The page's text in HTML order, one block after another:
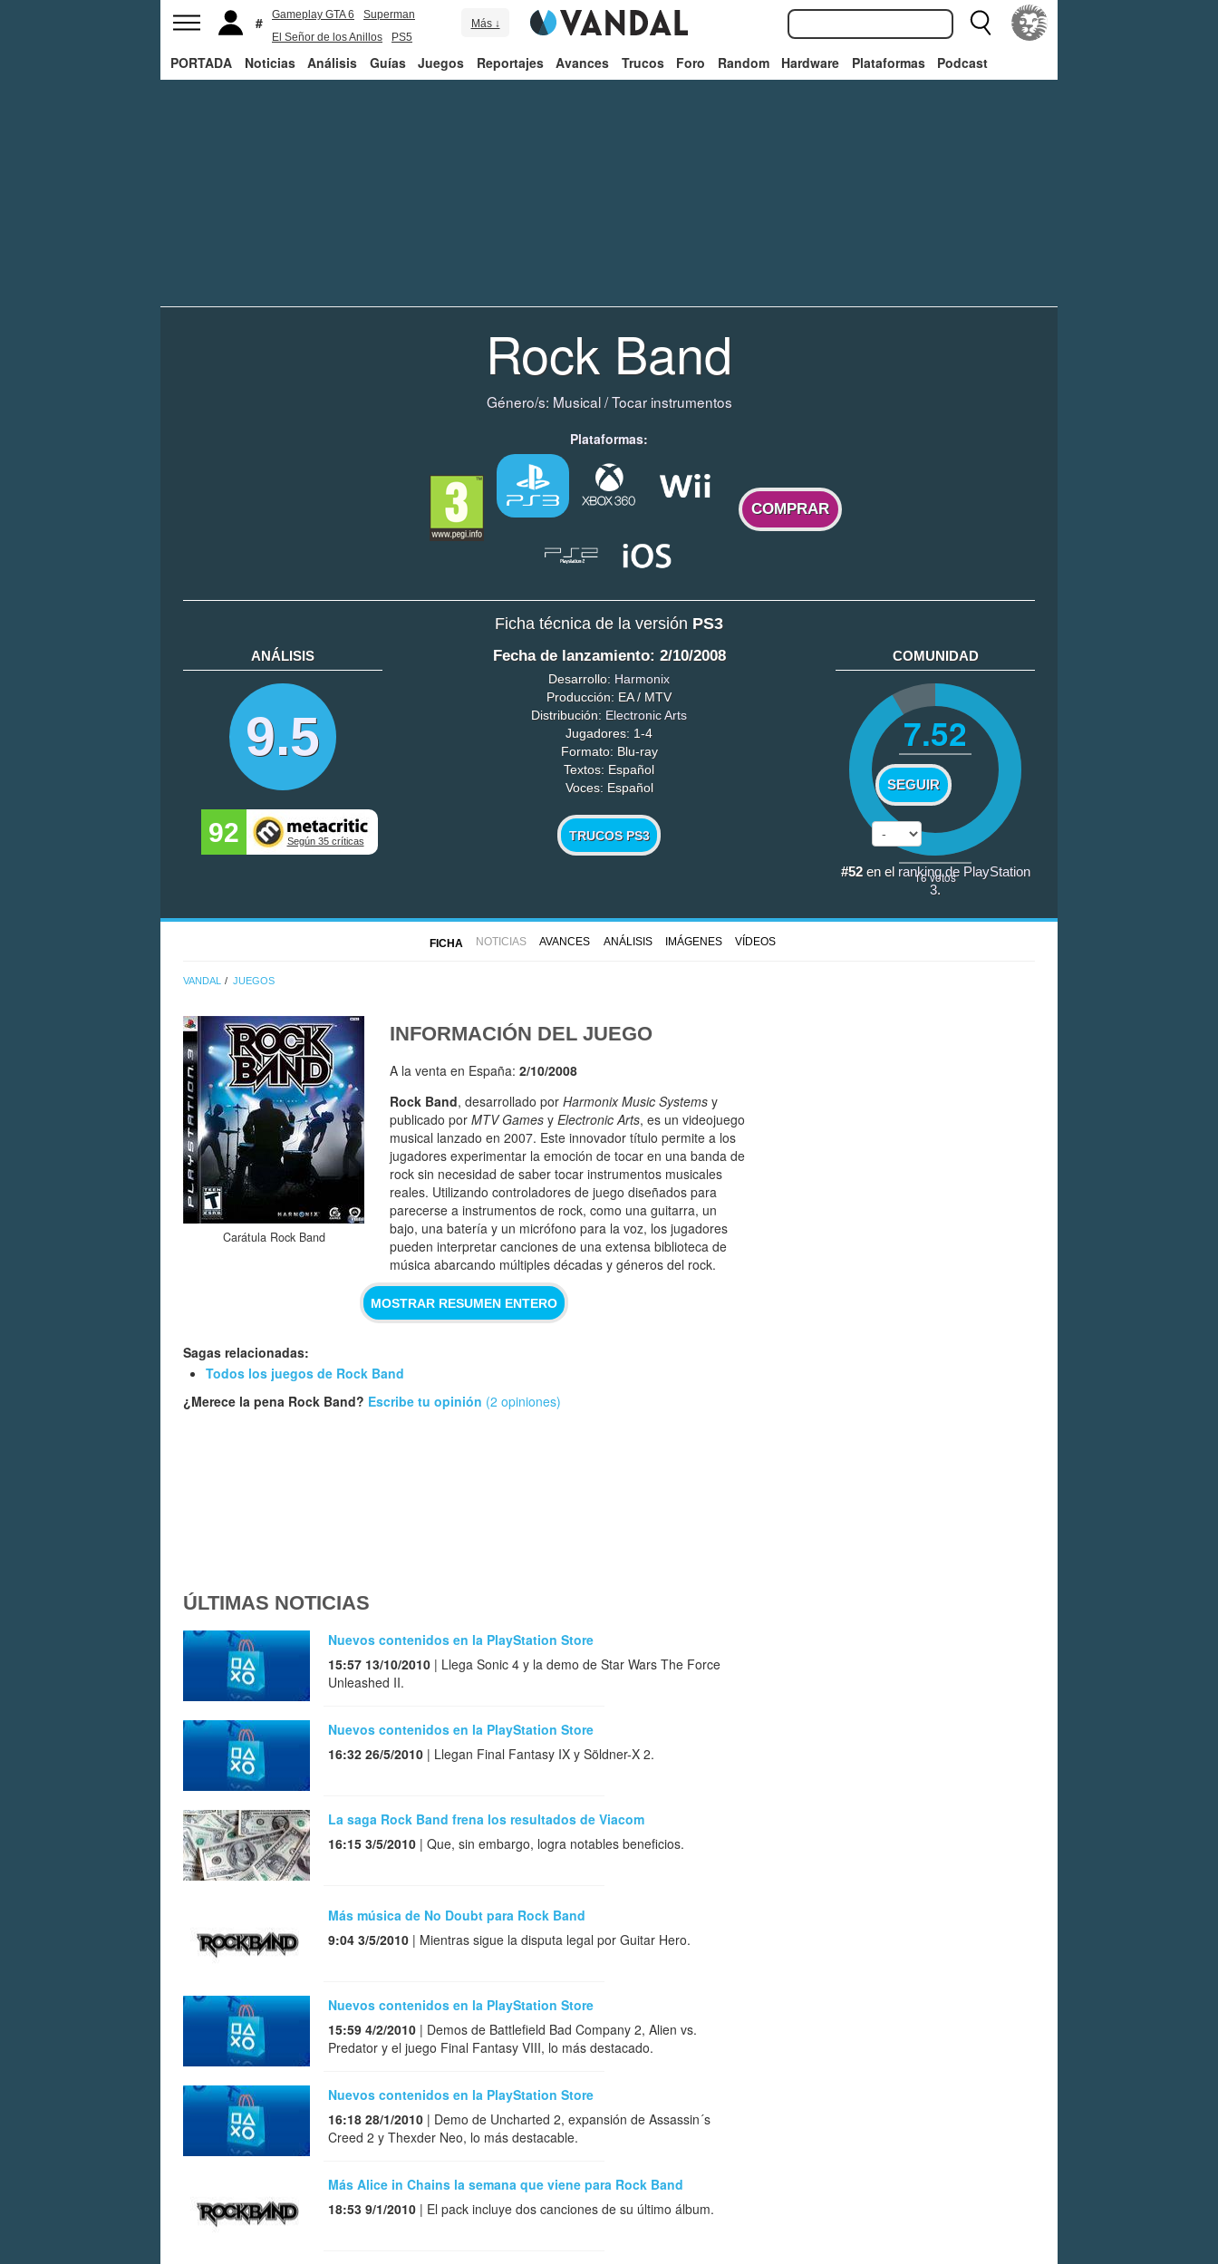
Gameplay GTA 6
Superman
El Señor de los Anillos
PS5
Más ↓
PORTADA Noticias Análisis Guías Juegos Reportajes Avances Trucos Foro Random Hardware Plataformas Podcast
Rock Band
Género/s: Musical/Tocar instrumentos
Plataformas:
COMPRAR
Ficha técnica de la versión PS3
ANÁLISIS
9.5
92 Según 35 críticas
Fecha de lanzamiento: 2/10/2008
Desarrollo: Harmonix
Producción: EA / MTV
Distribución: Electronic Arts
Jugadores: 1-4
Formato: Blu-ray
Textos: Español
Voces: Español
TRUCOS PS3
COMUNIDAD
7.52
SEGUIR
16votos
#52en el ranking de PlayStation
3.
FICHA NOTICIAS AVANCES ANÁLISIS IMÁGENES VÍDEOS
VANDAL JUEGOS
Carátula Rock Band
INFORMACIÓN DEL JUEGO
A la venta en España: 2/10/2008
Rock Band, desarrollado por Harmonix Music Systems y
publicado por MTV Games y Electronic Arts, es un videojuego
musical lanzado en 2007. Este innovador título permite a los
jugadores experimentar la emoción de tocar en una banda de
rock sin necesidad de saber tocar instrumentos musicales
reales. Utilizando controladores de juego diseñados para
parecerse a instrumentos de rock, como una guitarra, un
bajo, una batería y un micrófono para la voz, los jugadores
pueden interpretar canciones de una extensa biblioteca de
música abarcando múltiples décadas y géneros del rock.
MOSTRAR RESUMEN ENTERO
Sagas relacionadas:
Todos los juegos de Rock Band
¿Merece la pena Rock Band? Escribe tu opinión (2 opiniones)
ÚLTIMAS NOTICIAS
Nuevos contenidos en la PlayStation Store
15:57 13/10/2010 | Llega Sonic 4 y la demo de Star Wars The Force
Unleashed II.
Nuevos contenidos en la PlayStation Store
16:32 26/5/2010 | Llegan Final Fantasy IX y Söldner-X 2.
La saga Rock Band frena los resultados de Viacom
16:15 3/5/2010 | Que, sin embargo, logra notables beneficios.
Más música de No Doubt para Rock Band
9:04 3/5/2010 | Mientras sigue la disputa legal por Guitar Hero.
Nuevos contenidos en la PlayStation Store
15:59 4/2/2010 | Demos de Battlefield Bad Company 2, Alien vs.
Predator y el juego Final Fantasy VIII, lo más destacado.
Nuevos contenidos en la PlayStation Store
16:18 28/1/2010 | Demo de Uncharted 2, expansión de Assassin´s
Creed 2 y Thexder Neo, lo más destacable.
Más Alice in Chains la semana que viene para Rock Band
18:53 9/1/2010 | El pack incluye dos canciones de su último álbum.